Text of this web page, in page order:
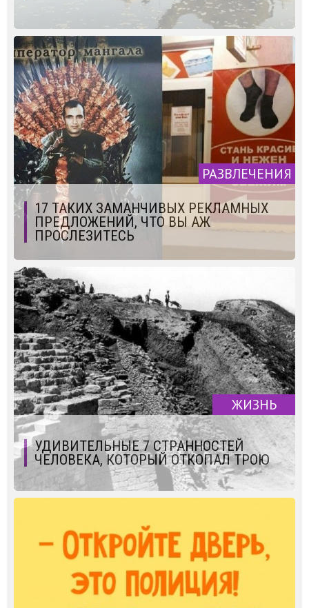
РАЗВЛЕЧЕНИЯ
17 ТАКИХ ЗАМАНЧИВЫХ РЕКЛАМНЫХ
ПРЕДЛОЖЕНИЙ, ЧТО ВЫ АЖ
ПРОСЛЕЗИТЕСЬ
ЖИЗНЬ
УДИВИТЕЛЬНЫЕ 7 СТРАННОСТЕЙ
ЧЕЛОВЕКА, КОТОРЫЙ ОТКОПАЛ ТРОЮ